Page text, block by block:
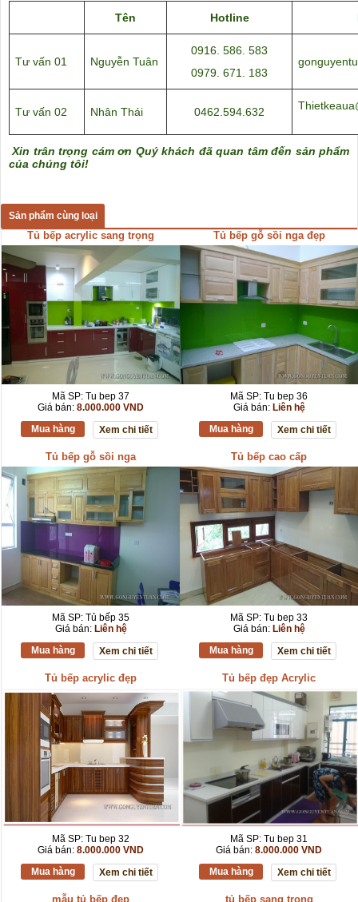
Tên Hotline
Tư vấn 01 Nguyễn Tuân
0916. 586. 583
0979. 671. 183
Tư vấn 02 Nhân Thái 0462.594.632
Xin trân trọng cám ơn Quý khách đã quan tâm đến sản phẩm
của chúng tôi!
Sản phẩm cùng loại
Tủ bếp acrylic sang trọng
Mã SP: Tu bep 37
Giá bán: 8.000.000 VND
Mua hàng
Xem chi tiết
Tủ bếp gỗ sồi nga đẹp
Mã SP: Tu bep 36
Giá bán: Liên hệ
Mua hàng
Xem chi tiết
Tủ bếp gỗ sồi nga
Mã SP: Tủ bếp 35
Giá bán: Liên hệ
Mua hàng
Xem chi tiết
Tủ bếp cao cấp
Mã SP: Tu bep 33
Giá bán: Liên hệ
Mua hàng
Xem chi tiết
Tủ bếp acrylic đẹp
Mã SP: Tu bep 32
Giá bán: 8.000.000 VND
Mua hàng
Xem chi tiết
Tủ bếp đẹp Acrylic
Mã SP: Tu bep 31
Giá bán: 8.000.000 VND
Mua hàng
Xem chi tiết
mẫu tủ bếp đẹp tủ bếp sang trọng